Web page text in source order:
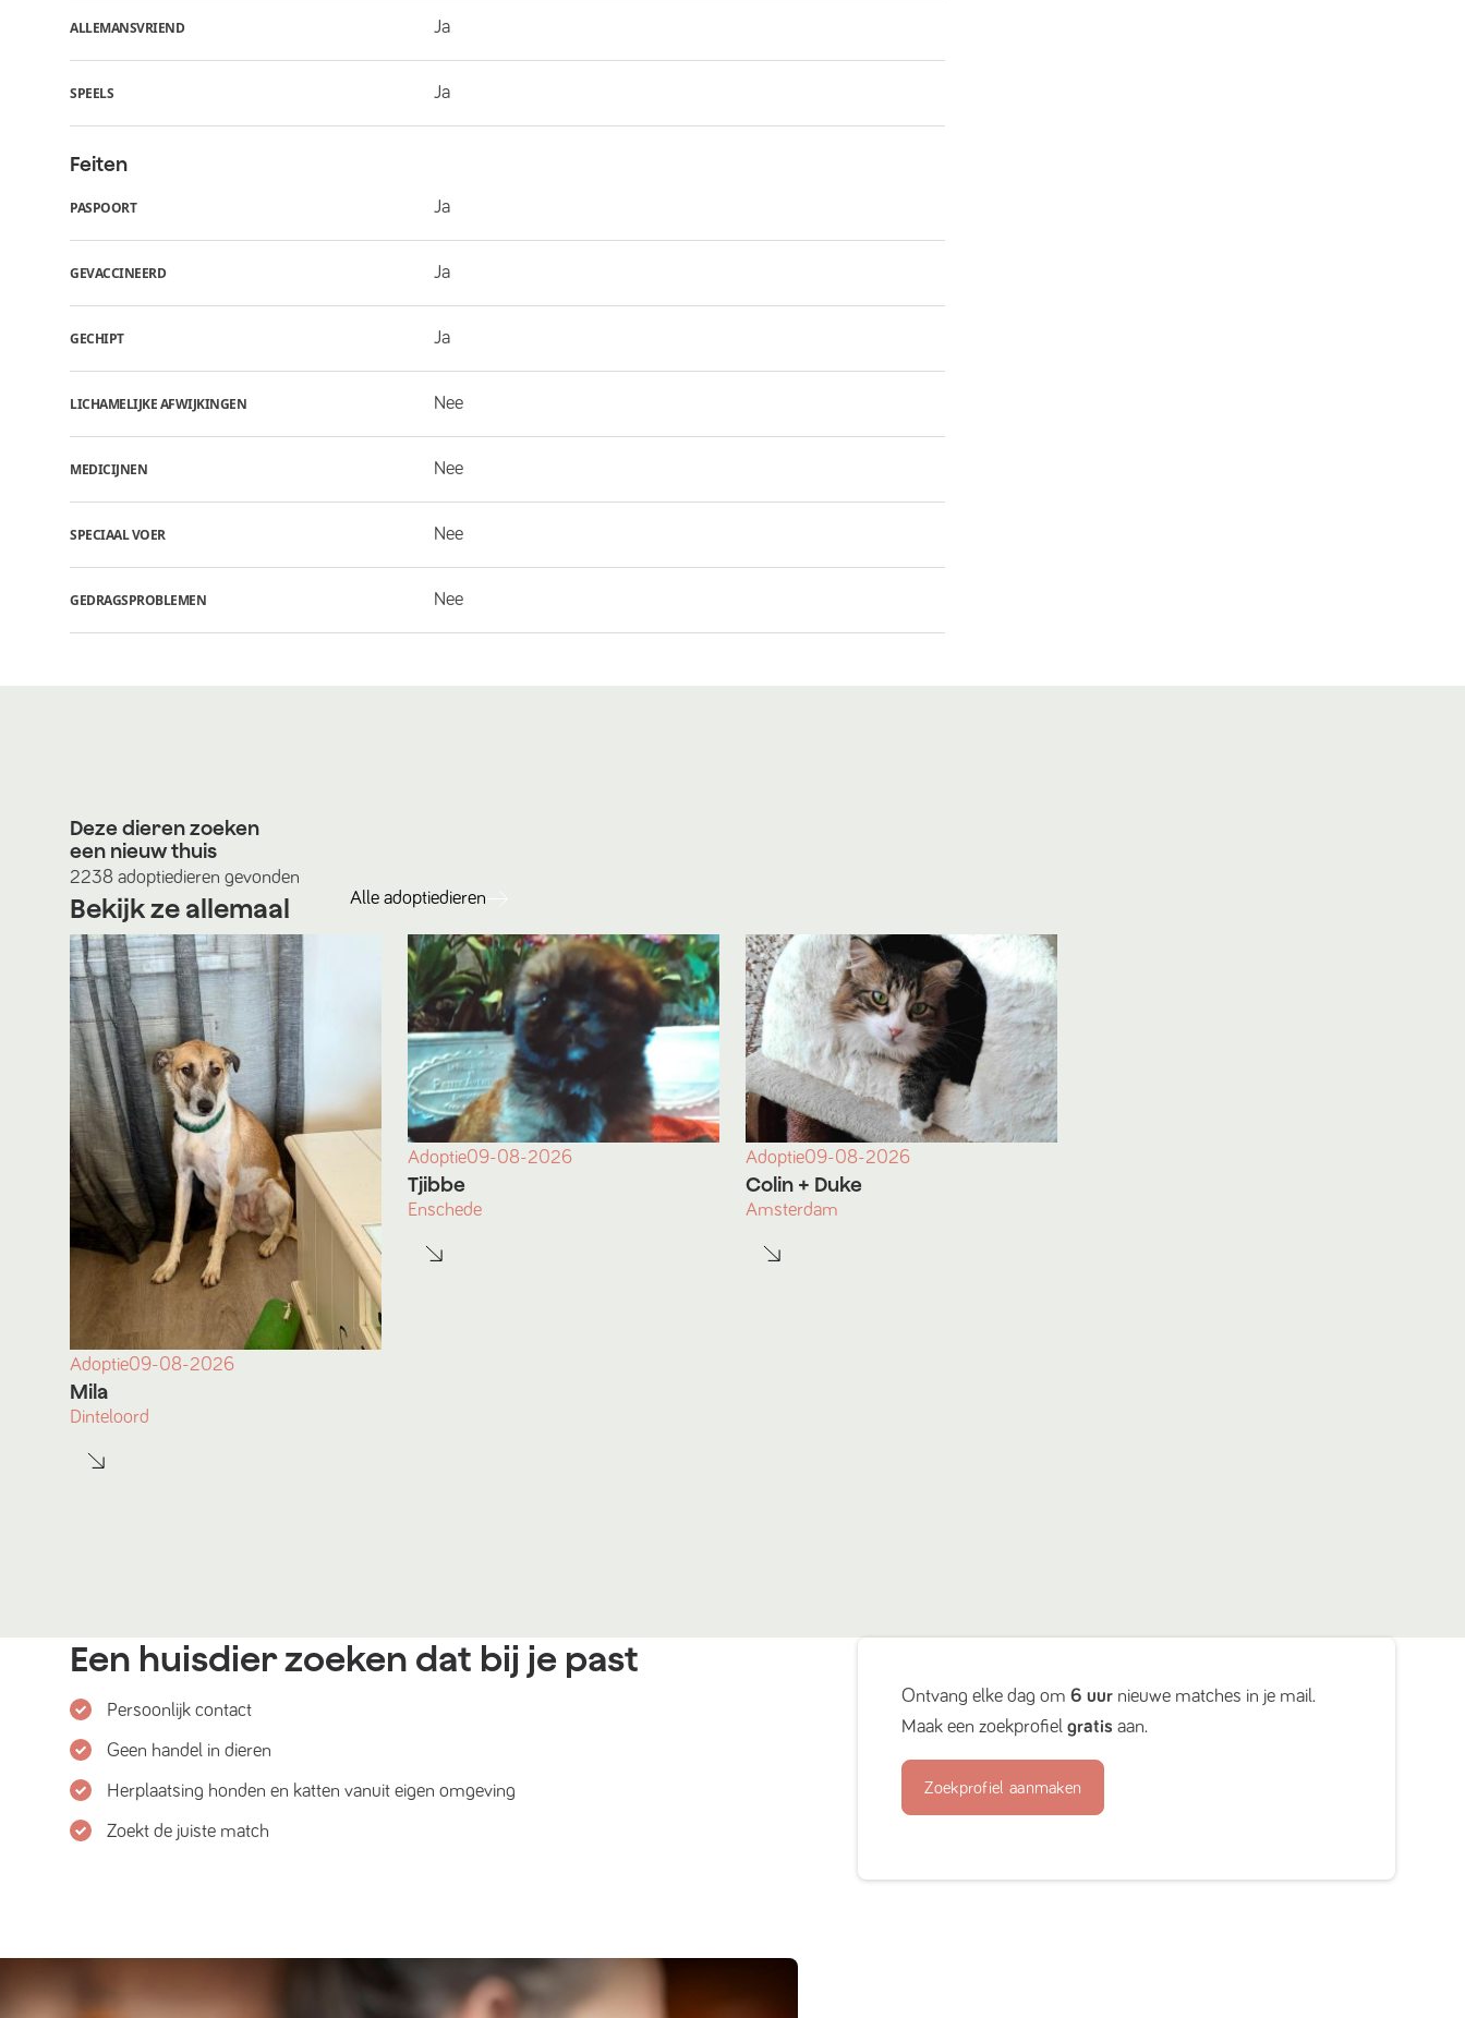
ALLEMANSVRIEND Ja
SPEELS Ja
Feiten
PASPOORT Ja
GEVACCINEERD Ja
GECHIPT Ja
LICHAMELIJKE AFWIJKINGEN Nee
MEDICIJNEN Nee
SPECIAAL VOER Nee
GEDRAGSPROBLEMEN Nee
Deze dieren zoeken
een nieuw thuis
2238 adoptiedieren gevonden
Bekijk ze allemaal Alle adoptiedieren
Adoptie09-08-2026
Mila
Dinteloord
Adoptie09-08-2026
Tjibbe
Enschede
Adoptie09-08-2026
Colin + Duke
Amsterdam
Een huisdier zoeken dat bij je past
Persoonlijk contact
Geen handel in dieren
Herplaatsing honden en katten vanuit eigen omgeving
Zoekt de juiste match
Ontvang elke dag om6 uur nieuwe matches in je mail.
Maak een zoekprofielgratis aan.
Zoekprofiel aanmaken